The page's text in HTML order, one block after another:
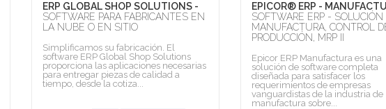
ERP GLOBAL SHOP SOLUTIONS -
SOFTWARE PARA FABRICANTES EN
LA NUBE O EN SITIO
Simplificamos su fabricación. El
software ERP Global Shop Solutions
proporciona las aplicaciones necesarias
para entregar piezas de calidad a
tiempo, desde la cotiza...
EPICOR® ERP -
SOFTWARE ERP - SOLUCIÓN
MANUFACTURA, CONTROL
PRODUCCIÓN, MRP II
Epicor ERP Manufactura es una
solución de software completa
diseñada para satisfacer los
requerimientos de empresas
vanguardistas de la industria de
manufactura sobre...